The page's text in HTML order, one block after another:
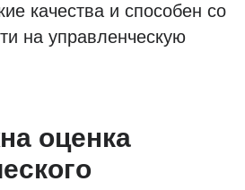
качества и способен со
на управленческую
оценка